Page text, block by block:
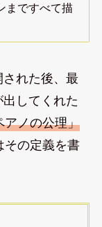
まですべて描
れた後、最
してくれた
アノの公理」
の定義を書